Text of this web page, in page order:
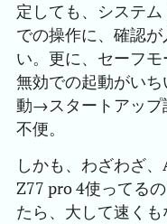
定しても、システ
での操作に、確認
い。更に、セーフ
無効での起動がい
動→スタートアップ
不便。
しかも、わざわざ
Z77 pro 4使ってる
たら、大して速くも